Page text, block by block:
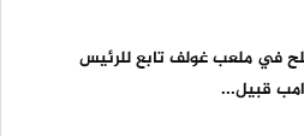
في ملعب غولف تابع للرئيس
قبيل...